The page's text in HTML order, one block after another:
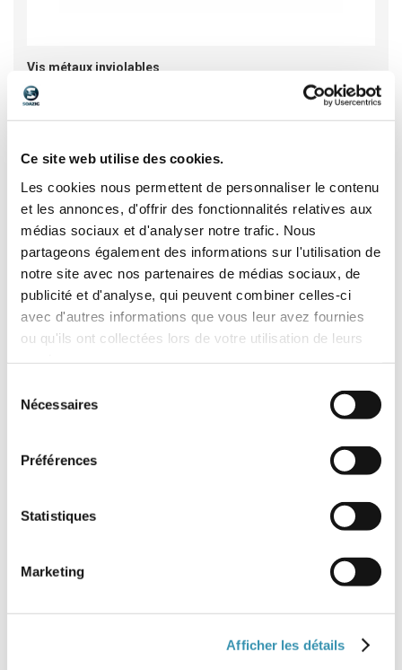
Ce site web utilise des cookies.
Les cookies nous permettent de personnaliser le contenu
et les annonces, d'offrir des fonctionnalités relatives aux
médias sociaux et d'analyser notre trafic. Nous
partageons également des informations sur l'utilisation de
notre site avec nos partenaires de médias sociaux, de
publicité et d'analyse, qui peuvent combiner celles-ci
avec d'autres informations que vous leur avez fournies
ou qu'ils ont collectées lors de votre utilisation de leurs
Nécessaires
Préférences
Statistiques
Marketing
Afficher les détails
Vis métaux inviolables